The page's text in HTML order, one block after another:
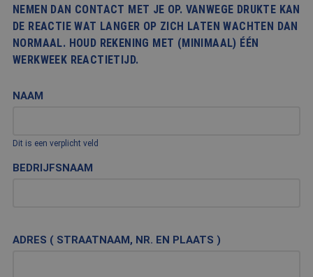
NEMEN DAN CONTACT MET JE OP. VANWEGE DRUKTE KAN
DE REACTIE WAT LANGER OP ZICH LATEN WACHTEN DAN
NORMAAL. HOUD REKENING MET (MINIMAAL) ÉÉN
WERKWEEK REACTIETIJD.
NAAM
Dit is een verplicht veld
BEDRIJFSNAAM
ADRES ( STRAATNAAM, NR. EN PLAATS )